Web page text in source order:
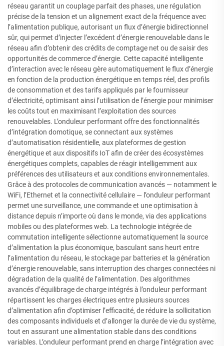
réseau garantit un couplage parfait des phases, une régulation
précise de la tension et un alignement exact de la fréquence avec
l’alimentation publique, autorisant un flux d’énergie bidirectionnel
sûr, qui permet d’injecter l’excédent d’énergie renouvelable dans le
réseau afin d’obtenir des crédits de comptage net ou de saisir des
opportunités de commerce d’énergie. Cette capacité intelligente
d’interaction avec le réseau gère automatiquement le flux d’énergie
en fonction de la production énergétique en temps réel, des profils
de consommation et des tarifs appliqués par le fournisseur
d’électricité, optimisant ainsi l’utilisation de l’énergie pour minimiser
les coûts tout en maximisant l’exploitation des sources
renouvelables. L’onduleur performant offre des fonctionnalités
d’intégration domotique, se connectant aux systèmes
d’automatisation résidentielle, aux plateformes de gestion
énergétique et aux dispositifs IoT afin de créer des écosystèmes
énergétiques complets, capables de réagir intelligemment aux
préférences des utilisateurs et aux conditions environnementales.
Grâce à des protocoles de communication avancés — notamment le
WiFi, l’Ethernet et la connectivité cellulaire — l’onduleur performant
permet une surveillance, une commande et une optimisation à
distance depuis n’importe où dans le monde, via des applications
mobiles ou des plateformes web. La technologie intégrée de
commutation intelligente sélectionne automatiquement la source
d’alimentation la plus économique, basculant sans heurt entre
l’alimentation du réseau, le stockage par batteries et la génération
d’énergie renouvelable, sans interruption des charges connectées ni
dégradation de la qualité de l’alimentation. Des algorithmes
avancés d’équilibrage de charge intégrés à l’onduleur performant
répartissent les charges électriques entre plusieurs sources
d’alimentation afin d’optimiser l’efficacité, de réduire la sollicitation
des composants individuels et d’allonger la durée de vie du système,
tout en assurant une alimentation stable dans des conditions
variables. L’onduleur performant prend en charge l’intégration avec